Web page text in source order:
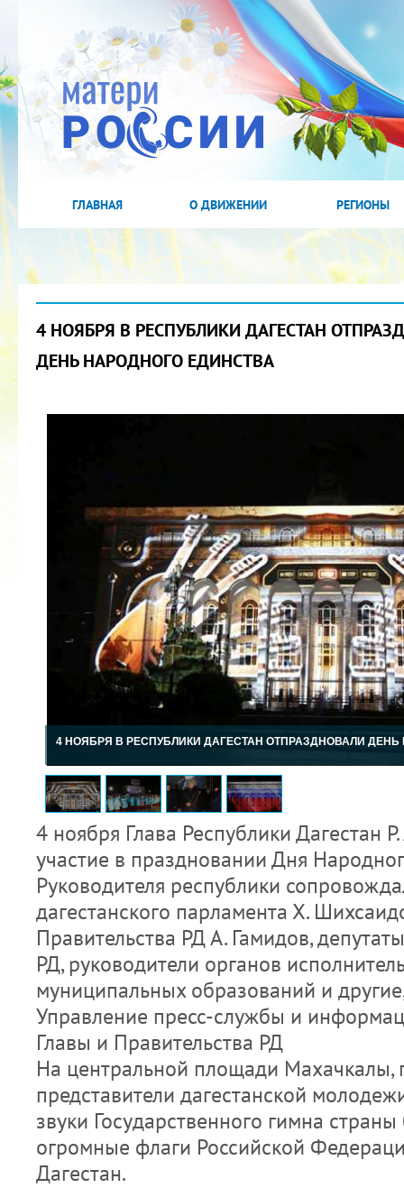
ГЛАВНАЯ О ДВИЖЕНИИ РЕГИОНЫ
4 НОЯБРЯ В РЕСПУБЛИКИ ДАГЕСТАН
ДЕНЬ НАРОДНОГО ЕДИНСТВА
4 НОЯБРЯ В РЕСПУБЛИКИ ДАГЕСТАН ОТПРАЗДНОВАЛИ
4 ноября Глава Республики Дагестан
участие в праздновании Дня
Руководителя республики
дагестанского парламента Х.
Правительства РД А. Гамидов,
РД, руководители органов
муниципальных образований и
Управление пресс-службы и
Главы и Правительства РД
На центральной площади Махачкалы,
представители дагестанской
звуки Государственного гимна
огромные флаги Российской
Дагестан.
2022 ГОД ПРОВОЗГЛАШЕН ГОДОМ
МАТЕРИ В ЯКУТИИ
19.12.2021